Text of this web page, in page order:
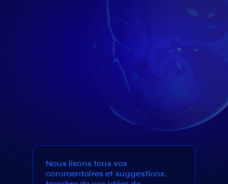
Nous lisons tous vos
commentaires et suggestions.